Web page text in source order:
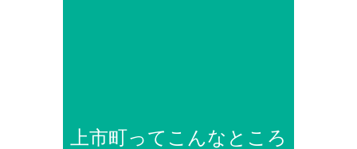
上市町ってこんなところ